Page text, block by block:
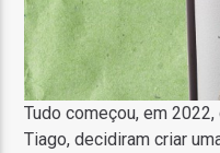
Tudo começou, em
Tiago, decidiram criar